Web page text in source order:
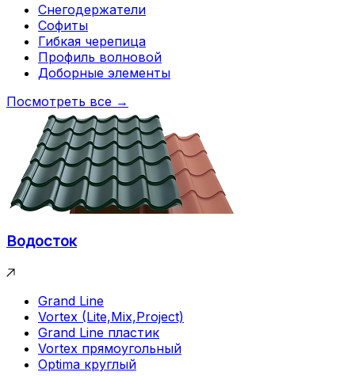
Снегодержатели
Софиты
Гибкая черепица
Профиль волновой
Доборные элементы
Посмотреть все →
Водосток
Grand Line
Vortex (Lite,Mix,Project)
Grand Line пластик
Vortex прямоугольный
Optima круглый